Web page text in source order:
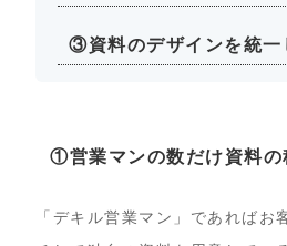
③資料のデザインを統一
①営業マンの数だけ資料の
「デキル営業マン」であればお